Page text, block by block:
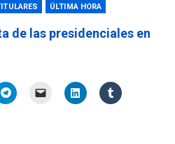
ÚLTIMA HORA
de las presidenciales en